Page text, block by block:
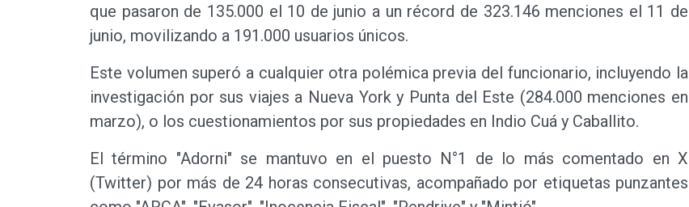
que pasaron de 135.000 el 10 de junio a un récord de 323.146 menciones el 11 de
junio, movilizando a 191.000 usuarios únicos.
Este volumen superó a cualquier otra polémica previa del funcionario, incluyendo la
investigación por sus viajes a Nueva York y Punta del Este (284.000 menciones en
marzo), o los cuestionamientos por sus propiedades en Indio Cuá y Caballito.
El término "Adorni" se mantuvo en el puesto N°1 de lo más comentado en X
(Twitter) por más de 24 horas consecutivas, acompañado por etiquetas punzantes